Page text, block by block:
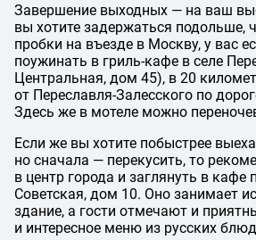
Завершение выходных — на ваш
вы хотите задержаться подольше,
пробки на въезде в Москву, у вас
поужинать в гриль-кафе в селе
Центральная, дом 45), в 20
от Переславля-Залесского по
Здесь же в мотеле можно
Если же вы хотите побыстрее
но сначала — перекусить, то
в центр города и заглянуть в кафе
Советская, дом 10. Оно занимает
здание, а гости отмечают и
и интересное меню из русских